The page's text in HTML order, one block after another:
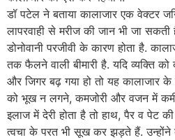
डॉ पटेल ने बताया कालाजार एक वेक्टर
लापरवाही से मरीज की जान भी जा सकती
डोनोवानी परजीवी के कारण होता है.
तक फैलने वाली बीमारी है. यदि व्यक्ति
और जिगर बढ़ गया हो तो यह कालाजार
को भूख न लगने, कमजोरी और वजन में कमी
इलाज में देरी होता है तो हाथ, पैर व पेट
त्वचा के परत भी सूख कर झड़ते हैं. उन्होंने